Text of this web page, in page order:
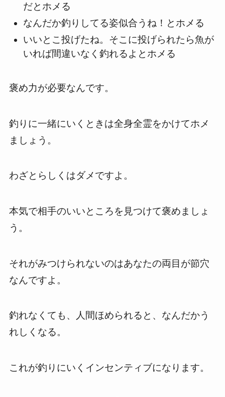
だとホメる
なんだか釣りしてる姿似合うね！とホメる
いいとこ投げたね。そこに投げられたら魚が
いれば間違いなく釣れるよとホメる
褒め力が必要なんです。
釣りに一緒にいくときは全身全霊をかけてホメ
ましょう。
わざとらしくはダメですよ。
本気で相手のいいところを見つけて褒めましょ
う。
それがみつけられないのはあなたの両目が節穴
なんですよ。
釣れなくても、人間ほめられると、なんだかう
れしくなる。
これが釣りにいくインセンティブになります。